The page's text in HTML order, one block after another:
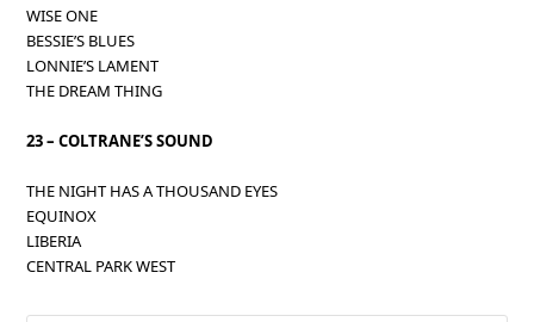
WISE ONE
BESSIE’S BLUES
LONNIE’S LAMENT
THE DREAM THING
23 – COLTRANE’S SOUND
THE NIGHT HAS A THOUSAND EYES
EQUINOX
LIBERIA
CENTRAL PARK WEST